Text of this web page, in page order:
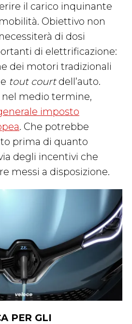
il carico inquinante
Obiettivo non
di dosi
di elettrificazione:
dei motori tradizionali
tout courtdell’auto.
medio termine,
imposto
. Che potrebbe
prima di quanto
degli incentivi che
messi a disposizione.
PER GLI